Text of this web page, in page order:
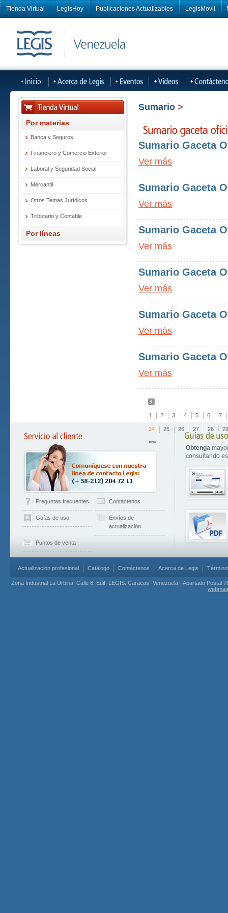
Tienda Virtual LegisHoy Publicaciones Actualizables LegisMovil
Por materias
Banca y Seguros
Financiero y Comercio Exterior
Laboral y Seguridad Social
Mercantil
Otros Temas Jurídicos
Tributario y Contable
Por líneas
Sumario >
Sumario Gaceta
Ver más
Sumario Gaceta
Ver más
Sumario Gaceta
Ver más
Sumario Gaceta
Ver más
Sumario Gaceta
Ver más
Sumario Gaceta
Ver más
1 2 3 4 5 6 7
24 25 26 27 28 29
Preguntas frecuentes Contáctenos
Guías de uso
Envíos de
actualización
Puntos de venta
Obtenga
consultando
Actualización profesional Catálogo Contáctenos Acerca de Legis
Zona Industrial La Urbina, Calle 8, Edif. LEGIS. Caracas -Venezuela - Apartado